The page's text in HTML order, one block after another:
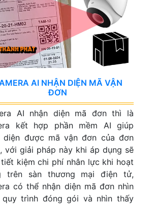
AI NHẬN DIỆN MÃ VẬN
ĐƠN
AI nhận diện mã đơn thì là
kết hợp phần mềm AI giúp
diện được mã vận đơn của đơn
với giải pháp này khi áp dụng sẽ
kiệm chi phí nhân lực khi hoạt
trên sàn thương mại điện tử,
có thể nhận diện mã đơn nhìn
quy trình đóng gói và nhìn thấy